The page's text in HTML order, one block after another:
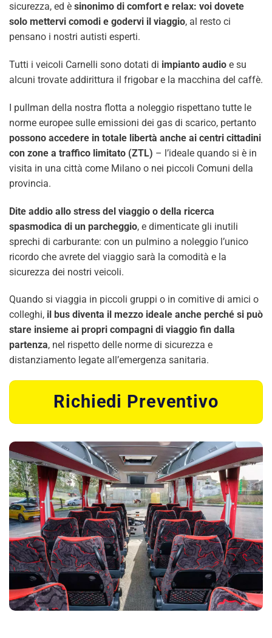
sicurezza, ed è sinonimo di comfort e relax: voi dovete
solo mettervi comodi e godervi il viaggio, al resto ci
pensano i nostri autisti esperti.
Tutti i veicoli Carnelli sono dotati di impianto audio e su
alcuni trovate addirittura il frigobar e la macchina del caffè.
I pullman della nostra flotta a noleggio rispettano tutte le
norme europee sulle emissioni dei gas di scarico, pertanto
possono accedere in totale libertà anche ai centri cittadini
con zone a traffico limitato (ZTL) – l’ideale quando si è in
visita in una città come Milano o nei piccoli Comuni della
provincia.
Dite addio allo stress del viaggio o della ricerca
spasmodica di un parcheggio, e dimenticate gli inutili
sprechi di carburante: con un pulmino a noleggio l’unico
ricordo che avrete del viaggio sarà la comodità e la
sicurezza dei nostri veicoli.
Quando si viaggia in piccoli gruppi o in comitive di amici o
colleghi, il bus diventa il mezzo ideale anche perché si può
stare insieme ai propri compagni di viaggio fin dalla
partenza, nel rispetto delle norme di sicurezza e
distanziamento legate all’emergenza sanitaria.
Richiedi Preventivo